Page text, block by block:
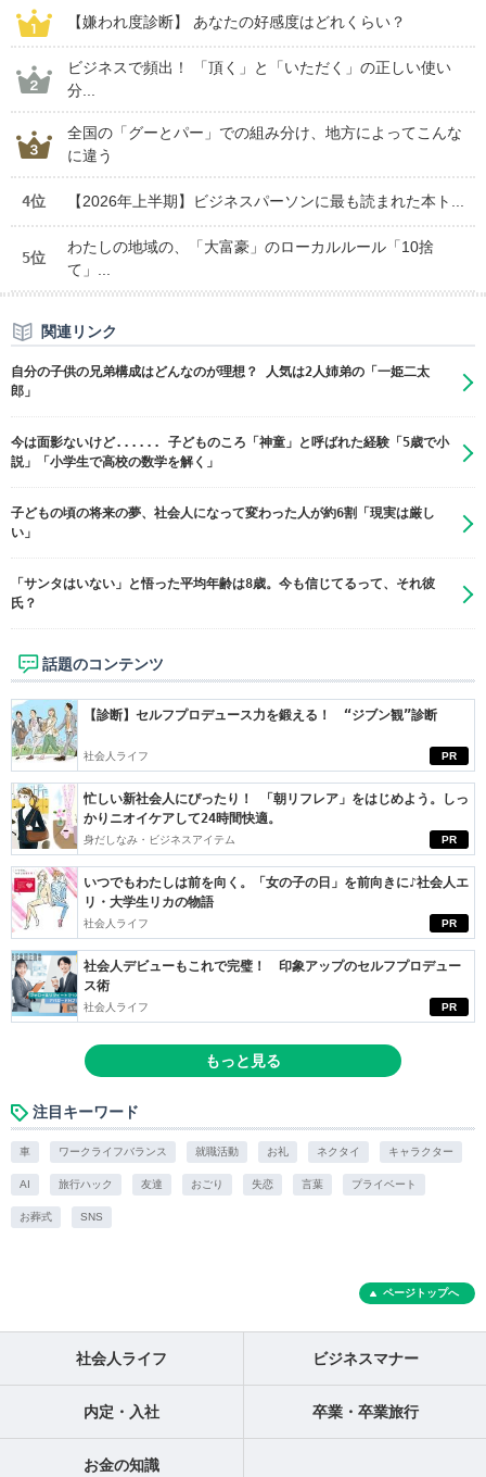
【嫌われ度診断】 あなたの好感度はどれくらい？
ビジネスで頻出！ 「頂く」と「いただく」の正しい使い
分...
全国の「グーとパー」での組み分け、地方によってこんな
に違う
4位 【2026年上半期】ビジネスパーソンに最も読まれた本ト...
5位
わたしの地域の、「大富豪」のローカルルール「10捨
て」...
関連リンク
自分の子供の兄弟構成はどんなのが理想？ 人気は2人姉弟の「一姫二太
郎」
今は面影ないけど...... 子どものころ「神童」と呼ばれた経験「5歳で小
説」「小学生で高校の数学を解く」
子どもの頃の将来の夢、社会人になって変わった人が約6割「現実は厳し
い」
「サンタはいない」と悟った平均年齢は8歳。今も信じてるって、それ彼
氏？
話題のコンテンツ
PR
【診断】セルフプロデュース力を鍛える！ “ジブン観”診断
社会人ライフ
PR
忙しい新社会人にぴったり！ 「朝リフレア」をはじめよう。しっ
かりニオイケアして24時間快適。
身だしなみ・ビジネスアイテム
PR
いつでもわたしは前を向く。「女の子の日」を前向きに♪社会人エ
リ・大学生リカの物語
社会人ライフ
PR
社会人デビューもこれで完璧！ 印象アップのセルフプロデュー
ス術
社会人ライフ
もっと見る
注目キーワード
車 ワークライフバランス 就職活動 お礼 ネクタイ キャラクター
AI 旅行ハック 友達 おごり 失恋 言葉 プライベート
お葬式 SNS
ページトップへ
社会人ライフ ビジネスマナー
内定・入社 卒業・卒業旅行
お金の知識